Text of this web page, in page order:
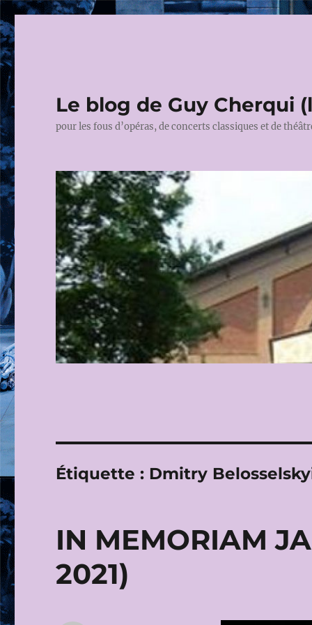
Le blog de Guy Cherqui
pour les fous d’opéras, de concerts classiques et de
Étiquette : Dmitry
IN MEMORIAM
2021)